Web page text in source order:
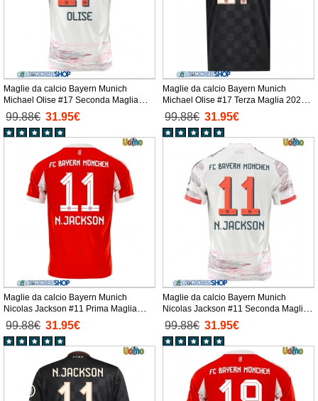
Maglie da calcio Bayern Munich
Michael Olise #17 Seconda Maglia
2025-26 Manica Corta
99.88€ 31.95€
Maglie da calcio Bayern Munich
Michael Olise #17 Terza Maglia 2025-
26 Manica Corta
99.88€ 31.95€
Maglie da calcio Bayern Munich
Nicolas Jackson #11 Prima Maglia
2025-26 Manica Corta
99.88€ 31.95€
Maglie da calcio Bayern Munich
Nicolas Jackson #11 Seconda Maglia
2025-26 Manica Corta
99.88€ 31.95€